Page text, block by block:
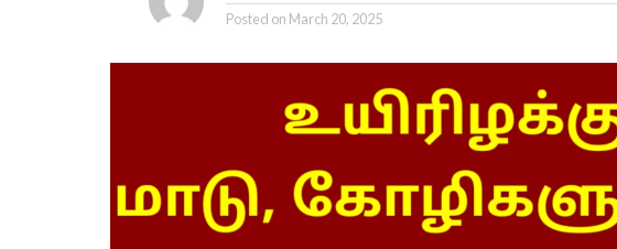
Posted on March 20, 2025